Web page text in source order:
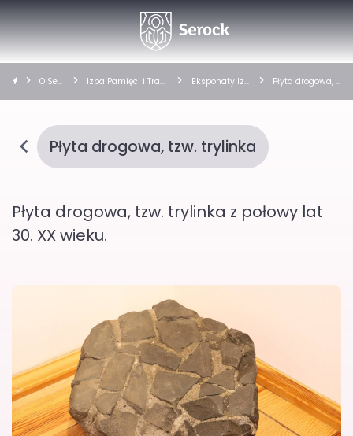
O Ser
Izba Pamięci i Trad
Eksponaty Izb
Płyta drogowa, t
Płyta drogowa, tzw. trylinka
Płyta drogowa, tzw. trylinka z połowy lat
30. XX wieku.